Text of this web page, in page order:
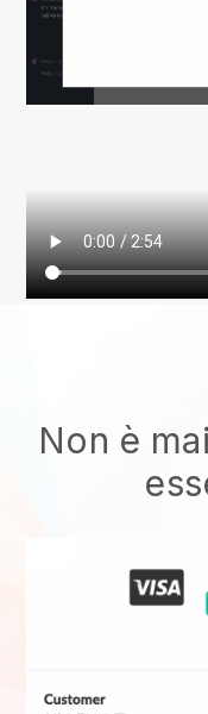
Non è